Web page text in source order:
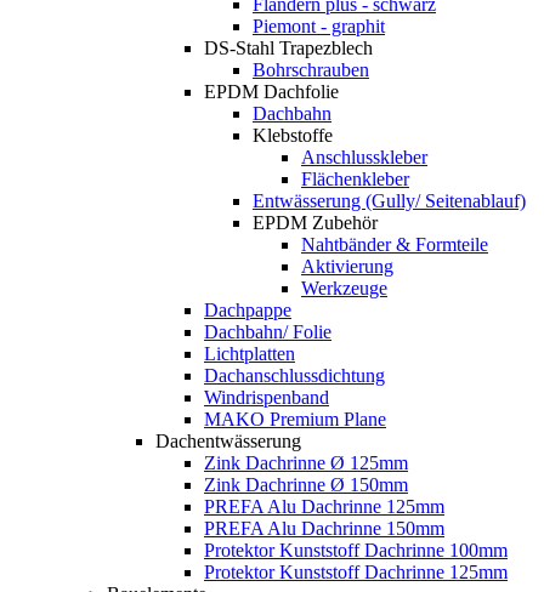
Piemont - graphit
DS-Stahl Trapezblech
Bohrschrauben
EPDM Dachfolie
Dachbahn
Klebstoffe
Anschlusskleber
Flächenkleber
Entwässerung (Gully/ Seitenablauf)
EPDM Zubehör
Nahtbänder & Formteile
Aktivierung
Werkzeuge
Dachpappe
Dachbahn/ Folie
Lichtplatten
Dachanschlussdichtung
Windrispenband
MAKO Premium Plane
Dachentwässerung
Zink Dachrinne Ø 125mm
Zink Dachrinne Ø 150mm
PREFA Alu Dachrinne 125mm
PREFA Alu Dachrinne 150mm
Protektor Kunststoff Dachrinne 100mm
Protektor Kunststoff Dachrinne 125mm